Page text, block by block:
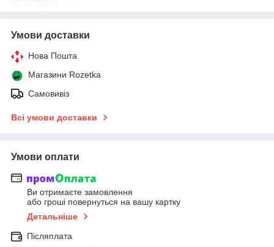
Умови доставки
Нова Пошта
Магазини Rozetka
Самовивіз
Всі умови доставки
Умови оплати
Ви отримаєте замовлення
або гроші повернуться на вашу картку
Детальніше
Післяплата